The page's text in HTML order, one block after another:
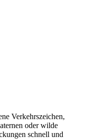
Verkehrszeichen,
oder wilde
schnell und